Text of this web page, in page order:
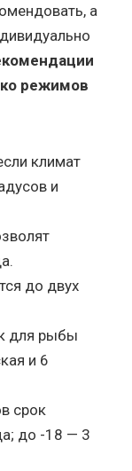
а
режимов
климат
и
до двух
для рыбы
и 6
срок
до -18 — 3